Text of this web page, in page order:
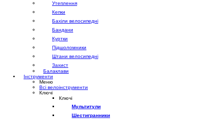
Утеплення
Кепки
Бахіли велосипедні
Бандани
Куртки
Підшоломники
Штани велосипедні
Захист
Балаклави
Інструменти
Меню
Всі велоінструменти
Ключі
Ключі
Мультитули
Шестигранники